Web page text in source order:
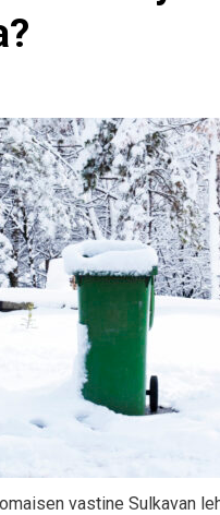
vastine Sulkavan